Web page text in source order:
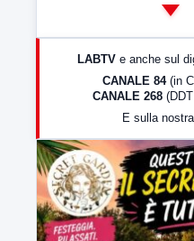
23:00
LABTV e anche sul
CANALE 84 (in
CANALE 268
E sulla nostra